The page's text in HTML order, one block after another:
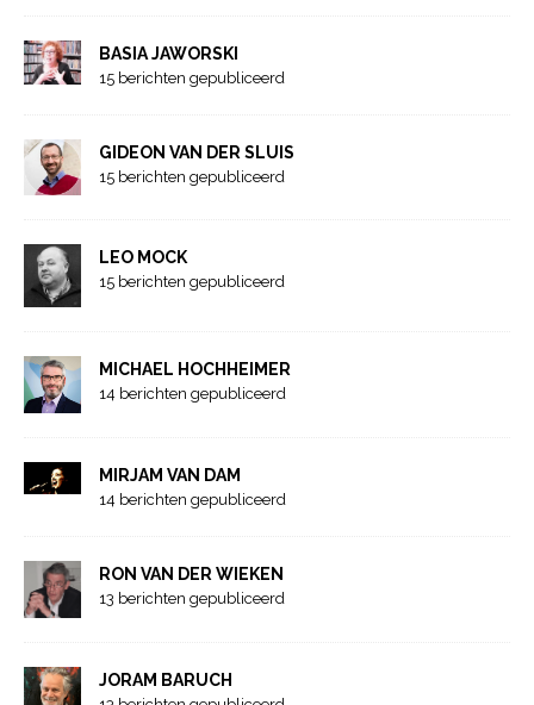
BASIA JAWORSKI
15 berichten gepubliceerd
GIDEON VAN DER SLUIS
15 berichten gepubliceerd
LEO MOCK
15 berichten gepubliceerd
MICHAEL HOCHHEIMER
14 berichten gepubliceerd
MIRJAM VAN DAM
14 berichten gepubliceerd
RON VAN DER WIEKEN
13 berichten gepubliceerd
JORAM BARUCH